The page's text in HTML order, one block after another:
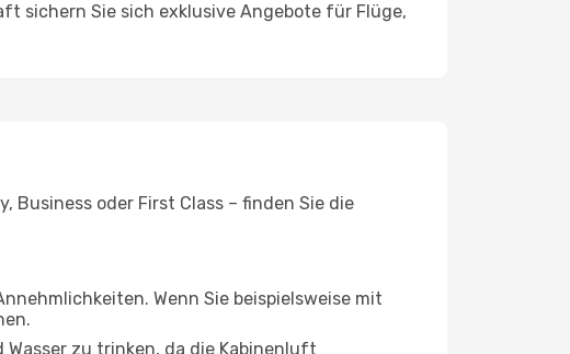
sichern Sie sich exklusive Angebote für Flüge,
Business oder First Class – finden Sie die
Wenn Sie beispielsweise mit
zu trinken, da die Kabinenluft